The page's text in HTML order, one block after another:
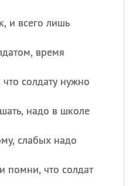
и всего лишь
время
солдату нужно
надо в школе
слабых надо
помни, что солдат